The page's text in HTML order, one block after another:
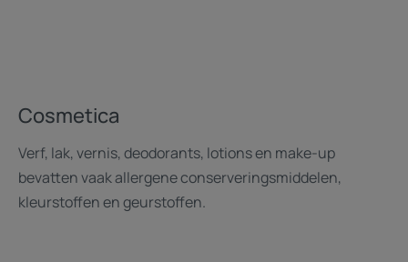
Cosmetica
Verf, lak, vernis, deodorants, lotions en make-up
bevatten vaak allergene conserveringsmiddelen,
kleurstoffen en geurstoffen.